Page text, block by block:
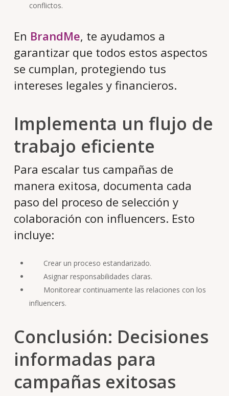
conflictos.
En BrandMe, te ayudamos a
garantizar que todos estos aspectos
se cumplan, protegiendo tus
intereses legales y financieros.
Implementa un flujo de
trabajo eficiente
Para escalar tus campañas de
manera exitosa, documenta cada
paso del proceso de selección y
colaboración con influencers. Esto
incluye:
Crear un proceso estandarizado.
Asignar responsabilidades claras.
Monitorear continuamente las relaciones con los
influencers.
Conclusión: Decisiones
informadas para
campañas exitosas